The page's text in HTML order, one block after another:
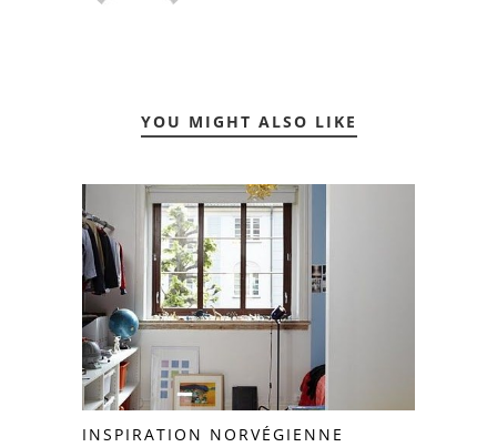
YOU MIGHT ALSO LIKE
INSPIRATION NORVÉGIENNE